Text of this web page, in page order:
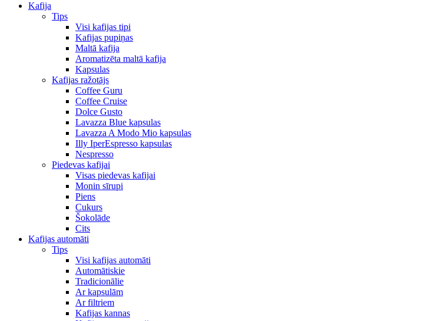
Kafija
Tips
Visi kafijas tipi
Kafijas pupiņas
Maltā kafija
Aromatizēta maltā kafija
Kapsulas
Kafijas ražotājs
Coffee Guru
Coffee Cruise
Dolce Gusto
Lavazza Blue kapsulas
Lavazza A Modo Mio kapsulas
Illy IperEspresso kapsulas
Nespresso
Piedevas kafijai
Visas piedevas kafijai
Monin sīrupi
Piens
Cukurs
Šokolāde
Cits
Kafijas automāti
Tips
Visi kafijas automāti
Automātiskie
Tradicionālie
Ar kapsulām
Ar filtriem
Kafijas kannas